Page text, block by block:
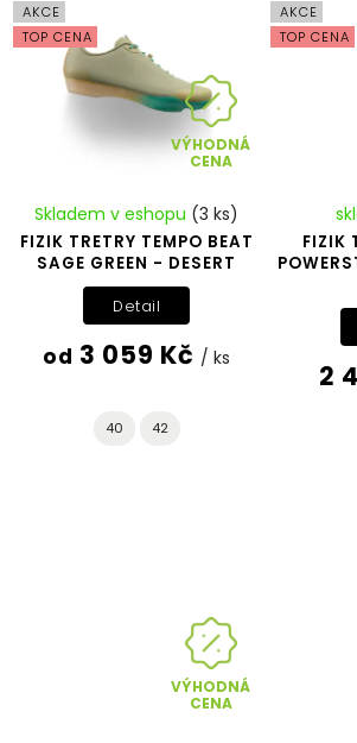
AKCE
TOP CENA
VÝHODNÁ
CENA
FIZIK TRETRY TEMPO BEAT
SAGE GREEN - DESERT
Skladem v eshopu (3 ks)
od 3 059 Kč / ks
Detail
40 42
AKCE
TOP CENA
FIZIK
2
VÝHODNÁ
CENA